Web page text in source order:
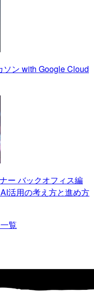
ソン with Google Cloud
ー バックオフィス編
活用の考え方と進め方
覧